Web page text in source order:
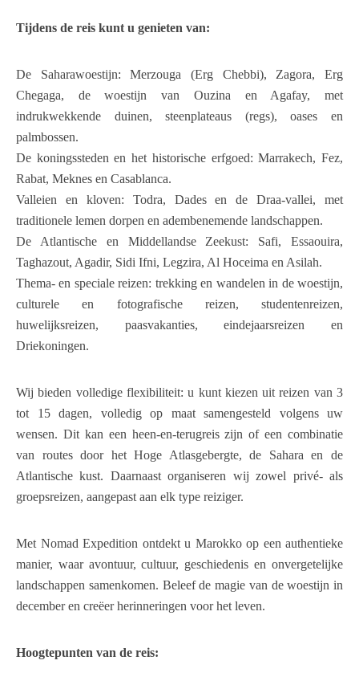
Tijdens de reis kunt u genieten van:
De Saharawoestijn: Merzouga (Erg Chebbi), Zagora, Erg
Chegaga, de woestijn van Ouzina en Agafay, met
indrukwekkende duinen, steenplateaus (regs), oases en
palmbossen.
De koningssteden en het historische erfgoed: Marrakech, Fez,
Rabat, Meknes en Casablanca.
Valleien en kloven: Todra, Dades en de Draa-vallei, met
traditionele lemen dorpen en adembenemende landschappen.
De Atlantische en Middellandse Zeekust: Safi, Essaouira,
Taghazout, Agadir, Sidi Ifni, Legzira, Al Hoceima en Asilah.
Thema- en speciale reizen: trekking en wandelen in de woestijn,
culturele en fotografische reizen, studentenreizen,
huwelijksreizen, paasvakanties, eindejaarsreizen en
Driekoningen.
Wij bieden volledige flexibiliteit: u kunt kiezen uit reizen van 3
tot 15 dagen, volledig op maat samengesteld volgens uw
wensen. Dit kan een heen-en-terugreis zijn of een combinatie
van routes door het Hoge Atlasgebergte, de Sahara en de
Atlantische kust. Daarnaast organiseren wij zowel privé- als
groepsreizen, aangepast aan elk type reiziger.
Met Nomad Expedition ontdekt u Marokko op een authentieke
manier, waar avontuur, cultuur, geschiedenis en onvergetelijke
landschappen samenkomen. Beleef de magie van de woestijn in
december en creëer herinneringen voor het leven.
Hoogtepunten van de reis: